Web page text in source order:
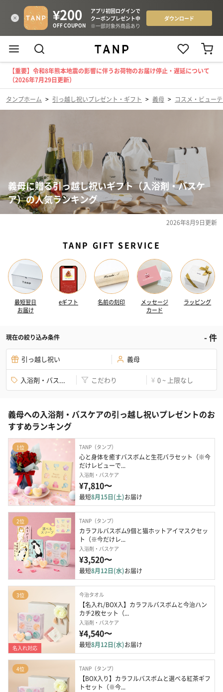
【重要】令和8年熊本地震の影響に伴うお荷物のお届け停止・遅延について
（2026年7月29日更新）
タンプホーム > 引っ越し祝いプレゼント・ギフト > 義母 > コスメ・ビュー
義母に贈る引っ越し祝いギフト（入浴剤・バスケ
ア）の人気ランキング
2026年8月9日更新
TANP GIFT SERVICE
最短翌日
お届け
eギフト 名前の刻印
メッセージ
カード
ラッピング
現在の絞り込み条件 -件
引っ越し祝い 義母
入浴剤・バス... こだわり ¥ 0 ~ 上限なし
義母への入浴剤・バスケアの引っ越し祝いプレゼントのお
すすめランキング
1位 TANP（タンプ）
心と身体を癒すバスボムと生花バラセット（※今
だけレビューで...
入浴剤・バスケア
¥7,810〜
最短8月15日(土)お届け
2位 TANP（タンプ）
カラフルバスボム9個と猫ホットアイマスクセッ
ト（※今だけレ...
入浴剤・バスケア
¥3,520〜
最短8月12日(水)お届け
3位
名入れ対応
今治タオル
【名入れ/BOX入】カラフルバスボムと今治ハン
カチ2枚セット（...
入浴剤・バスケア
¥4,540〜
最短8月12日(水)お届け
4位 TANP（タンプ）
【BOX入り】カラフルバスボムと選べる紅茶ギフ
トセット（※今...